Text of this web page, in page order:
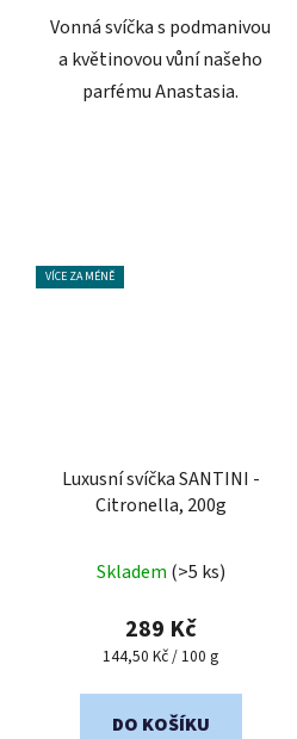
Vonná svíčka s podmanivou
a květinovou vůní našeho
parfému Anastasia.
VÍCE ZA MÉNĚ
Luxusní svíčka SANTINI -
Citronella, 200g
Skladem (>5 ks)
289 Kč
Měrná
144,50 Kč / 100 g
DO KOŠÍKU